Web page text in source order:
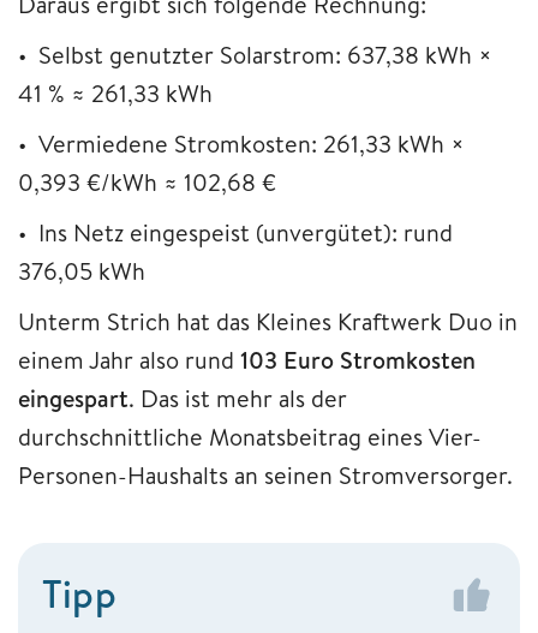
• Selbst genutzter Solarstrom: 637,38 kWh ×
41 % ≈ 261,33 kWh
• Vermiedene Stromkosten: 261,33 kWh ×
0,393 €/kWh ≈ 102,68 €
• Ins Netz eingespeist (unvergütet): rund
376,05 kWh
Unterm Strich hat das Kleines Kraftwerk Duo in
einem Jahr also rund 103 Euro Stromkosten
eingespart. Das ist mehr als der
durchschnittliche Monatsbeitrag eines Vier-
Personen-Haushalts an seinen Stromversorger.
Tipp